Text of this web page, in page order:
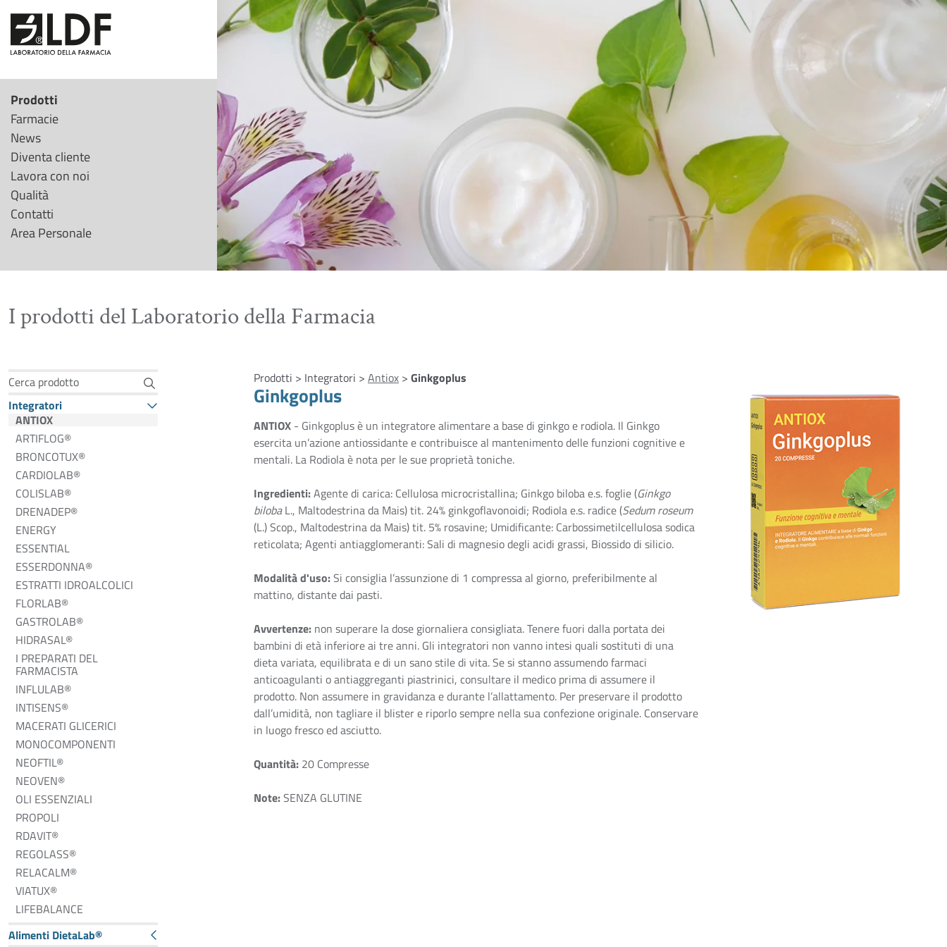
Prodotti
Farmacie
News
Diventa cliente
Lavora con noi
Qualità
Contatti
Area Personale
I prodotti del Laboratorio della Farmacia
Cerca prodotto
Integratori
ANTIOX
ARTIFLOG®
BRONCOTUX®
CARDIOLAB®
COLISLAB®
DRENADEP®
ENERGY
ESSENTIAL
ESSERDONNA®
ESTRATTI IDROALCOLICI
FLORLAB®
GASTROLAB®
HIDRASAL®
I PREPARATI DEL
FARMACISTA
INFLULAB®
INTISENS®
MACERATI GLICERICI
MONOCOMPONENTI
NEOFTIL®
NEOVEN®
OLI ESSENZIALI
PROPOLI
RDAVIT®
REGOLASS®
RELACALM®
VIATUX®
LIFEBALANCE
Alimenti DietaLab®
Prodotti > Integratori > Antiox > Ginkgoplus
Ginkgoplus
ANTIOX - Ginkgoplus è un integratore alimentare a base di ginkgo e rodiola. Il Ginkgo
esercita un’azione antiossidante e contribuisce al mantenimento delle funzioni cognitive e
mentali. La Rodiola è nota per le sue proprietà toniche.
Ingredienti:Agente di carica: Cellulosa microcristallina; Ginkgo biloba e.s. foglie (Ginkgo
bilobaL., Maltodestrina da Mais) tit. 24% ginkgoflavonoidi; Rodiola e.s. radice (Sedum roseum
(L.) Scop., Maltodestrina da Mais) tit. 5% rosavine; Umidificante: Carbossimetilcellulosa sodica
reticolata; Agenti antiagglomeranti: Sali di magnesio degli acidi grassi, Biossido di silicio.
Modalità d'uso:Si consiglia l’assunzione di 1 compressa al giorno, preferibilmente al
mattino, distante dai pasti.
Avvertenze: non superare la dose giornaliera consigliata. Tenere fuori dalla portata dei
bambini di età inferiore ai tre anni. Gli integratori non vanno intesi quali sostituti di una
dieta variata, equilibrata e di un sano stile di vita. Se si stanno assumendo farmaci
anticoagulanti o antiaggreganti piastrinici, consultare il medico prima di assumere il
prodotto. Non assumere in gravidanza e durante l’allattamento. Per preservare il prodotto
dall’umidità, non tagliare il blister e riporlo sempre nella sua confezione originale. Conservare
in luogo fresco ed asciutto.
Quantità: 20 Compresse
Note:SENZA GLUTINE